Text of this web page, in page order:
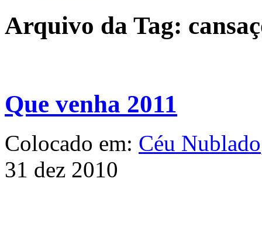
Arquivo da Tag:
Que venha 2011
Colocado em: Céu Nublado
31 dez 2010